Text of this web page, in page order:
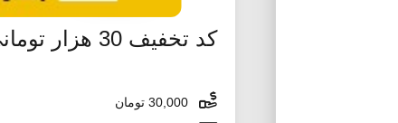
کد تخفیف 30 هزار تومانی تپسی اولین سفر